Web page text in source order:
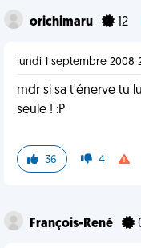
orichimaru 12
lundi 1 septembre 2008
mdr si sa t'énerve tu
seule ! :P
36 4
François-René